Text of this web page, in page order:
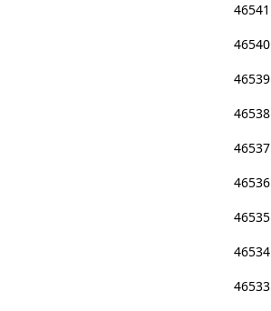
46541
46540
46539
46538
46537
46536
46535
46534
46533